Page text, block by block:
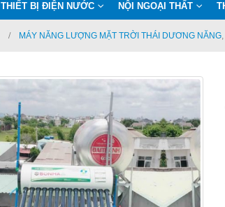
THIẾT BỊ ĐIỆN NƯỚC NỘI NGOẠI THẤT
MÁY NĂNG LƯỢNG MẶT TRỜI THÁI DƯƠNG NĂNG,